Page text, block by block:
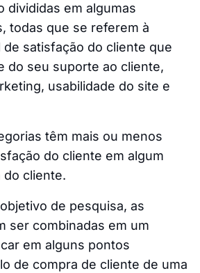
divididas em algumas
todas que se referem à
de satisfação do cliente que
do seu suporte ao cliente,
usabilidade do site e
têm mais ou menos
do cliente em algum
do cliente.
de pesquisa, as
ser combinadas em um
em alguns pontos
de compra de cliente de uma